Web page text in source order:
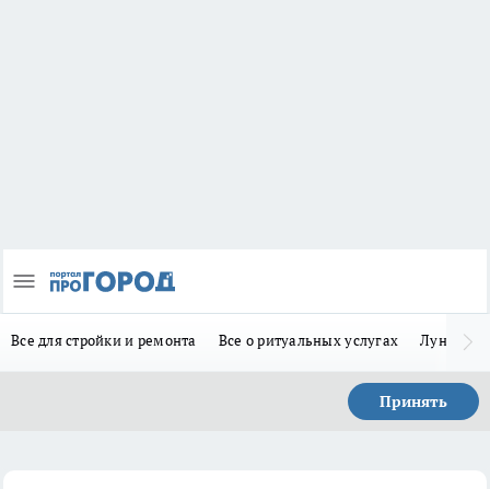
Все для стройки и ремонта Все о ритуальных услугах Лунно-
Принять